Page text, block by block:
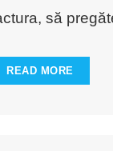
să
READ MORE